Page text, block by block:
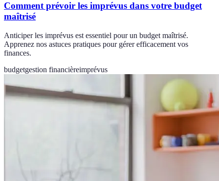
Comment prévoir les imprévus dans votre budget
maîtrisé
Anticiper les imprévus est essentiel pour un budget maîtrisé.
Apprenez nos astuces pratiques pour gérer efficacement vos
finances.
budgetgestion financièreimprévus